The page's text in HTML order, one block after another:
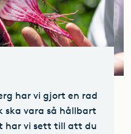
har vi gjort en rad
ska vara så hållbart
har vi sett till att du